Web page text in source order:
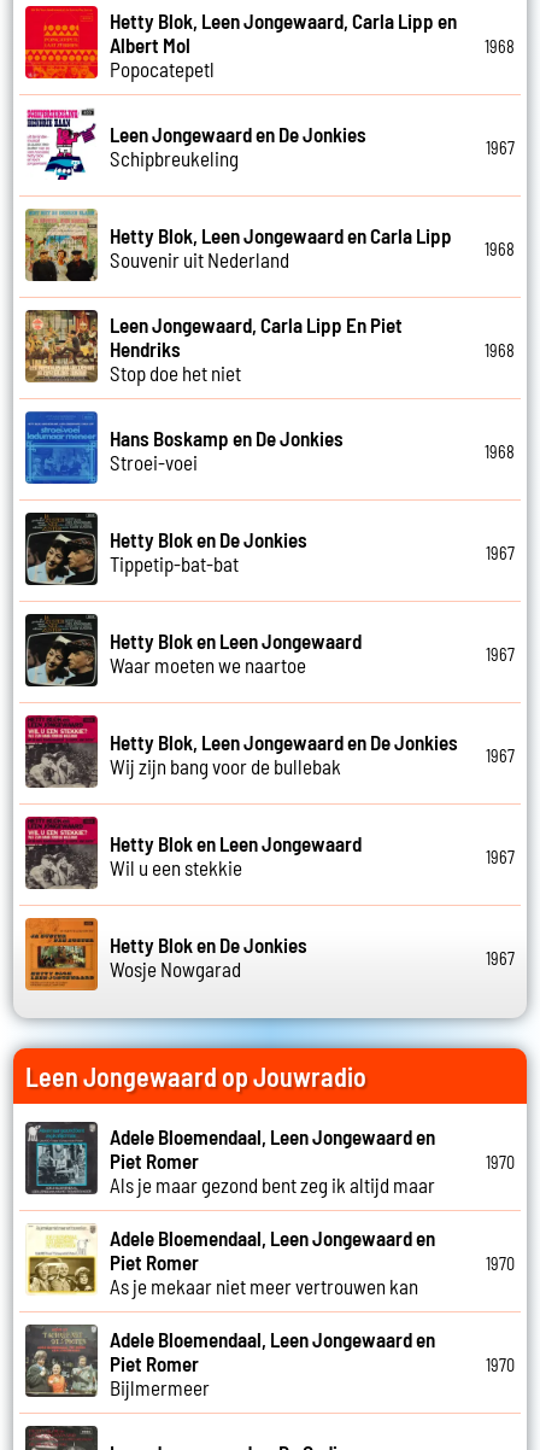
Hetty Blok, Leen Jongewaard, Carla Lipp en
Albert Mol
Popocatepetl
1968
Leen Jongewaard en De Jonkies
Schipbreukeling
1967
Hetty Blok, Leen Jongewaard en Carla Lipp
Souvenir uit Nederland
1968
Leen Jongewaard, Carla Lipp En Piet
Hendriks
Stop doe het niet
1968
Hans Boskamp en De Jonkies
Stroei-voei
1968
Hetty Blok en De Jonkies
Tippetip-bat-bat
1967
Hetty Blok en Leen Jongewaard
Waar moeten we naartoe
1967
Hetty Blok, Leen Jongewaard en De Jonkies
Wij zijn bang voor de bullebak
1967
Hetty Blok en Leen Jongewaard
Wil u een stekkie
1967
Hetty Blok en De Jonkies
Wosje Nowgarad
1967
Leen Jongewaard op Jouwradio
Adele Bloemendaal, Leen Jongewaard en
Piet Romer
Als je maar gezond bent zeg ik altijd maar
1970
Adele Bloemendaal, Leen Jongewaard en
Piet Romer
As je mekaar niet meer vertrouwen kan
1970
Adele Bloemendaal, Leen Jongewaard en
Piet Romer
Bijlmermeer
1970